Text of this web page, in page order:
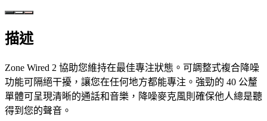
描述
Zone Wired 2 協助您維持在最佳專注狀態。可調整式複合降噪
功能可隔絕干擾，讓您在任何地方都能專注。強勁的 40 公釐
單體可呈現清晰的通話和音樂，降噪麥克風則確保他人總是聽
得到您的聲音。